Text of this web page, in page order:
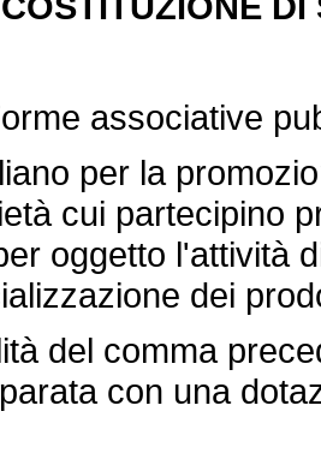
associative
per la
cui partecipino
oggetto l'attività
dei
del comma
con una